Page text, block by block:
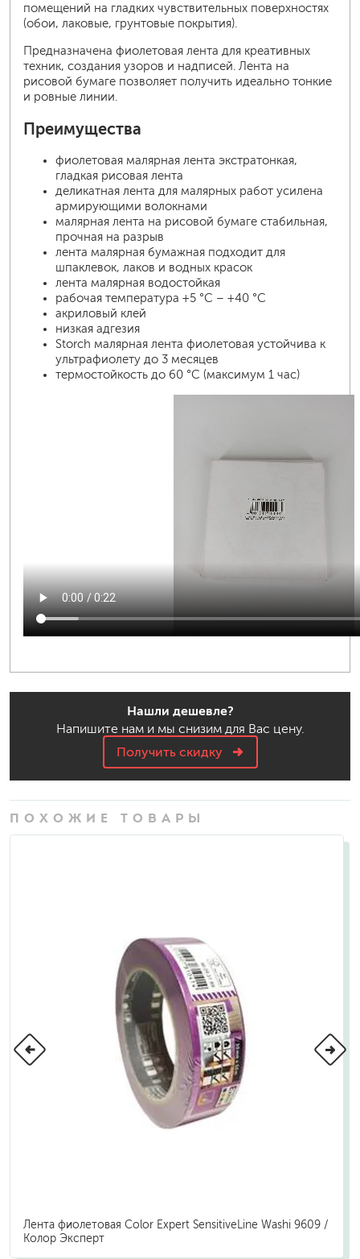
помещений на гладких чувствительных поверхностях
(обои, лаковые, грунтовые покрытия).
Предназначена фиолетовая лента для креативных
техник, создания узоров и надписей. Лента на
рисовой бумаге позволяет получить идеально тонкие
и ровные линии.
Преимущества
фиолетовая малярная лента экстратонкая,
гладкая рисовая лента
деликатная лента для малярных работ усилена
армирующими волокнами
малярная лента на рисовой бумаге стабильная,
прочная на разрыв
лента малярная бумажная подходит для
шпаклевок, лаков и водных красок
лента малярная водостойкая
рабочая температура +5 °C – +40 °C
акриловый клей
низкая адгезия
Storch малярная лента фиолетовая устойчива к
ультрафиолету до 3 месяцев
термостойкость до 60 °C (максимум 1 час)
Нашли дешевле?
Напишите нам и мы снизим для Вас цену.
Получить скидку
ПОХОЖИЕ ТОВАРЫ
Лента фиолетовая Color Expert SensitiveLine Washi 9609 /
Колор Эксперт